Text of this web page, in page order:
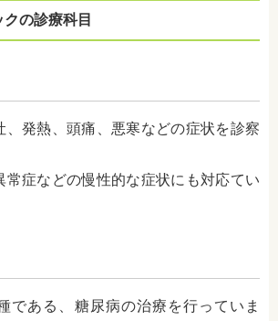
の診療科目
、発熱、頭痛、悪寒などの症状を診察
常症などの慢性的な症状にも対応てい
である、糖尿病の治療を行っていま